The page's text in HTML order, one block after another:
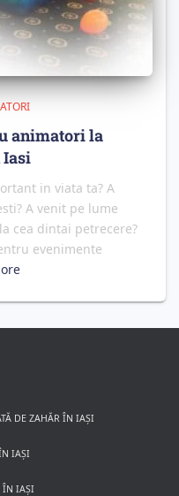
animatori la
Iasi
in viata ta? A
A venit pe lume
cea dintai petrecere?
evenimente
DE ZAHĂR ÎN IAȘI
IAȘI
ÎN IAȘI